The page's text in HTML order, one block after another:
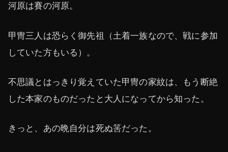
河原は賽の河原。
甲冑三人は恐らく御先祖（土着一族なので、戦に参加
していた方もいる）。
不思議とはっきり覚えていた甲冑の家紋は、もう断絶
した本家のものだったと大人になってから知った。
きっと、あの晩自分は死ぬ筈だった。